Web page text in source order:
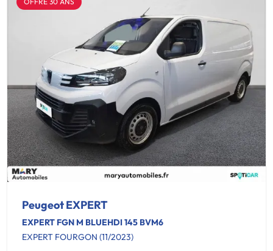
Peugeot EXPERT
EXPERT FGN M BLUEHDI 145 BVM6
EXPERT FOURGON (11/2023)